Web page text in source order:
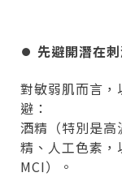
⏺︎ 先避開潛在
對敏弱肌而言
避：
酒精（特別是
精、人工色素
MCI）。